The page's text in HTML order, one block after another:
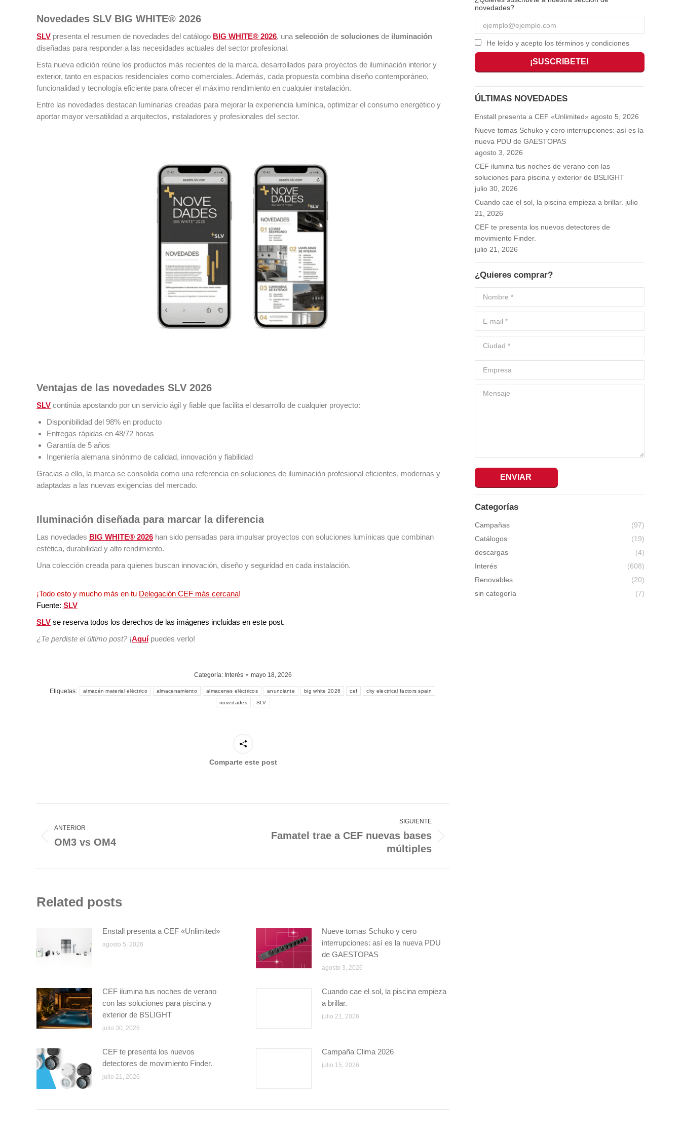
Novedades SLV BIG WHITE® 2026
SLV presenta el resumen de novedades del catálogo BIG WHITE® 2026, una selección de soluciones de iluminación
diseñadas para responder a las necesidades actuales del sector profesional.
Esta nueva edición reúne los productos más recientes de la marca, desarrollados para proyectos de iluminación interior y
exterior, tanto en espacios residenciales como comerciales. Además, cada propuesta combina diseño contemporáneo,
funcionalidad y tecnología eficiente para ofrecer el máximo rendimiento en cualquier instalación.
Entre las novedades destacan luminarias creadas para mejorar la experiencia lumínica, optimizar el consumo energético y
aportar mayor versatilidad a arquitectos, instaladores y profesionales del sector.
Ventajas de las novedades SLV 2026
SLV continúa apostando por un servicio ágil y fiable que facilita el desarrollo de cualquier proyecto:
Disponibilidad del 98% en producto
Entregas rápidas en 48/72 horas
Garantía de 5 años
Ingeniería alemana sinónimo de calidad, innovación y fiabilidad
Gracias a ello, la marca se consolida como una referencia en soluciones de iluminación profesional eficientes, modernas y
adaptadas a las nuevas exigencias del mercado.
Iluminación diseñada para marcar la diferencia
Las novedades BIG WHITE® 2026 han sido pensadas para impulsar proyectos con soluciones lumínicas que combinan
estética, durabilidad y alto rendimiento.
Una colección creada para quienes buscan innovación, diseño y seguridad en cada instalación.
¡Todo esto y mucho más en tu Delegación CEF más cercana!
Fuente: SLV
SLV se reserva todos los derechos de las imágenes incluidas en este post.
¿Te perdiste el último post? ¡Aquípuedes verlo!
Categoría: Interés mayo 18, 2026
Etiquetas: almacén material eléctrico almacenamiento almacenes eléctricos anunciante big white 2026 cef city electrical factors spain
novedades SLV
Comparte este post
publicaciones
ANTERIOR
Publicación
OM3 vs OM4
SIGUIENTE
Publicación
Famatel trae a CEF nuevas bases
múltiples
Related posts
Enstall presenta a CEF «Unlimited»
agosto 5, 2026
Nueve tomas Schuko y cero
interrupciones: así es la nueva PDU
de GAESTOPAS
agosto 3, 2026
CEF ilumina tus noches de verano
con las soluciones para piscina y
exterior de BSLIGHT
julio 30, 2026
Cuando cae el sol, la piscina empieza
a brillar.
julio 21, 2026
CEF te presenta los nuevos
detectores de movimiento Finder.
julio 21, 2026
Campaña Clima 2026
julio 15, 2026
novedades?
He leído y acepto los términos y condiciones
ÚLTIMAS NOVEDADES
Enstall presenta a CEF «Unlimited» agosto 5, 2026
Nueve tomas Schuko y cero interrupciones: así es la
nueva PDU de GAESTOPAS
agosto 3, 2026
CEF ilumina tus noches de verano con las
soluciones para piscina y exterior de BSLIGHT
julio 30, 2026
Cuando cae el sol, la piscina empieza a brillar. julio
21, 2026
CEF te presenta los nuevos detectores de
movimiento Finder.
julio 21, 2026
¿Quieres comprar?
Nombre *
E-mail *
Ciudad *
Empresa
Mensaje
ENVIAR
Categorías
Campañas
(97)
Catálogos
(19)
descargas
(4)
Interés
(608)
Renovables
(20)
sin categoría
(7)